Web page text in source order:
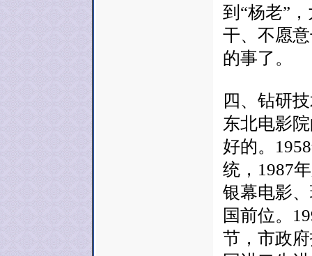
到“杨老”
干、不愿
的事了。
四、钻研
东北电影
好的。
统，1987
银幕电影
国前位。
节，市政